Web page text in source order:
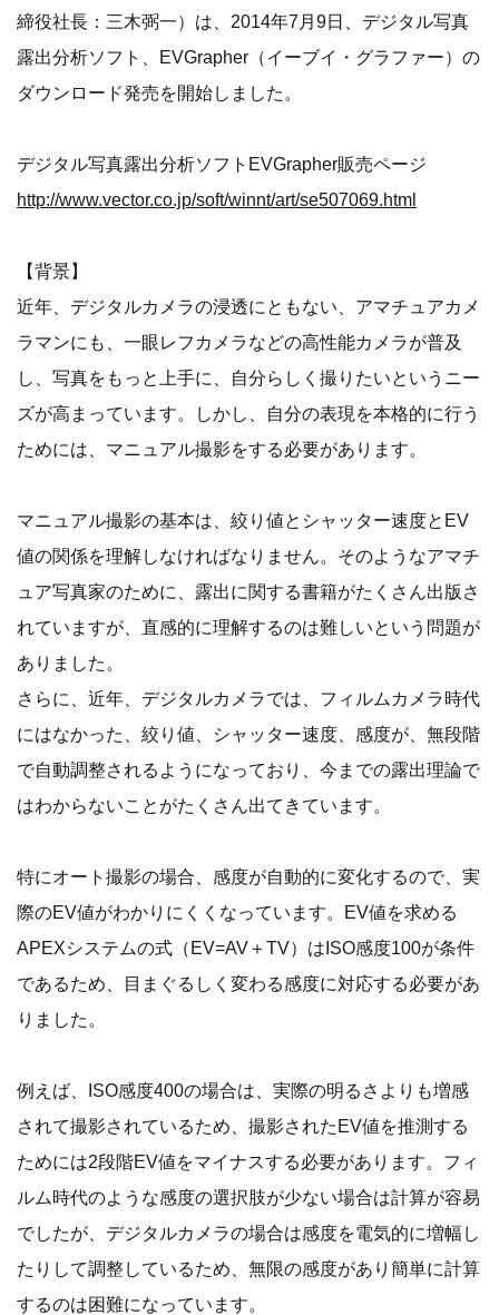
締役社長：三木弼一）は、2014年7月9日、デジタル写真
露出分析ソフト、EVGrapher（イーブイ・グラファー）の
ダウンロード発売を開始しました。
デジタル写真露出分析ソフトEVGrapher販売ページ
http://www.vector.co.jp/soft/winnt/art/se507069.html
【背景】
近年、デジタルカメラの浸透にともない、アマチュアカメ
ラマンにも、一眼レフカメラなどの高性能カメラが普及
し、写真をもっと上手に、自分らしく撮りたいというニー
ズが高まっています。しかし、自分の表現を本格的に行う
ためには、マニュアル撮影をする必要があります。
マニュアル撮影の基本は、絞り値とシャッター速度とEV
値の関係を理解しなければなりません。そのようなアマチ
ュア写真家のために、露出に関する書籍がたくさん出版さ
れていますが、直感的に理解するのは難しいという問題が
ありました。
さらに、近年、デジタルカメラでは、フィルムカメラ時代
にはなかった、絞り値、シャッター速度、感度が、無段階
で自動調整されるようになっており、今までの露出理論で
はわからないことがたくさん出てきています。
特にオート撮影の場合、感度が自動的に変化するので、実
際のEV値がわかりにくくなっています。EV値を求める
APEXシステムの式（EV=AV＋TV）はISO感度100が条件
であるため、目まぐるしく変わる感度に対応する必要があ
りました。
例えば、ISO感度400の場合は、実際の明るさよりも増感
されて撮影されているため、撮影されたEV値を推測する
ためには2段階EV値をマイナスする必要があります。フィ
ルム時代のような感度の選択肢が少ない場合は計算が容易
でしたが、デジタルカメラの場合は感度を電気的に増幅し
たりして調整しているため、無限の感度があり簡単に計算
するのは困難になっています。